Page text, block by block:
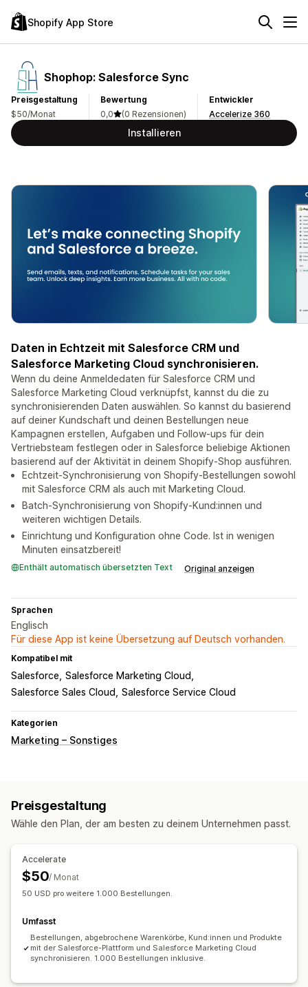
Shopify App Store
Shophop: Salesforce Sync
Preisgestaltung
$50/Monat
Bewertung
0,0
(0 Rezensionen)
Entwickler
Accelerize 360
Installieren
Daten in Echtzeit mit Salesforce CRM und
Salesforce Marketing Cloud synchronisieren.
Wenn du deine Anmeldedaten für Salesforce CRM und
Salesforce Marketing Cloud verknüpfst, kannst du die zu
synchronisierenden Daten auswählen. So kannst du basierend
auf deiner Kundschaft und deinen Bestellungen neue
Kampagnen erstellen, Aufgaben und Follow-ups für dein
Vertriebsteam festlegen oder in Salesforce beliebige Aktionen
basierend auf der Aktivität in deinem Shopify-Shop ausführen.
Echtzeit-Synchronisierung von Shopify-Bestellungen sowohl
mit Salesforce CRM als auch mit Marketing Cloud.
Batch-Synchronisierung von Shopify-Kund:innen und
weiteren wichtigen Details.
Einrichtung und Konfiguration ohne Code. Ist in wenigen
Minuten einsatzbereit!
Enthält automatisch übersetzten Text Original anzeigen
Sprachen
Englisch
Für diese App ist keine Übersetzung auf Deutsch vorhanden.
Kompatibel mit
Salesforce Salesforce Marketing Cloud
Salesforce Sales Cloud
Salesforce Service Cloud
Kategorien
Marketing – Sonstiges
Preisgestaltung
Wähle den Plan, der am besten zu deinem Unternehmen passt.
Accelerate
$50/ Monat
50 USD pro weitere 1.000 Bestellungen.
Umfasst
Bestellungen, abgebrochene Warenkörbe, Kund:innen und Produkte
mit der Salesforce-Plattform und Salesforce Marketing Cloud
synchronisieren. 1.000 Bestellungen inklusive.